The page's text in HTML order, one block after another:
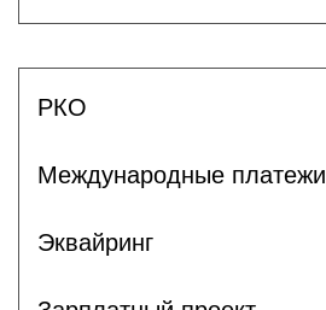
РКО
Международные платежи
Эквайринг